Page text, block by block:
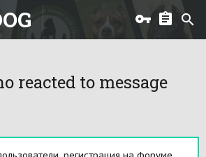
reacted to message